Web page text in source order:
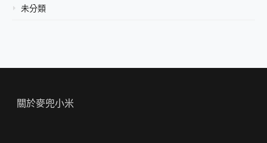
未分類
關於麥兜小米